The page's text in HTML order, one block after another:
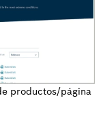
productos/página